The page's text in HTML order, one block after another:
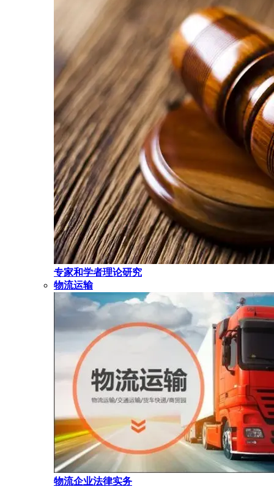
专家和学者理论研究
物流运输
物流企业法律实务